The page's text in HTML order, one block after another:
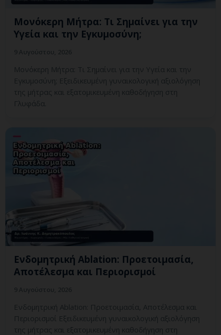
Μονόκερη Μήτρα: Τι Σημαίνει για την
Υγεία και την Εγκυμοσύνη;
Μονόκερη Μήτρα: Τι Σημαίνει για την Υγεία και την
Εγκυμοσύνη; Εξειδικευμένη γυναικολογική αξιολόγηση
της μήτρας και εξατομικευμένη καθοδήγηση στη
Γλυφάδα.
Ενδομητρική Ablation: Προετοιμασία,
Αποτέλεσμα και Περιορισμοί
Ενδομητρική Ablation: Προετοιμασία, Αποτέλεσμα και
Περιορισμοί Εξειδικευμένη γυναικολογική αξιολόγηση
της μήτρας και εξατομικευμένη καθοδήγηση στη